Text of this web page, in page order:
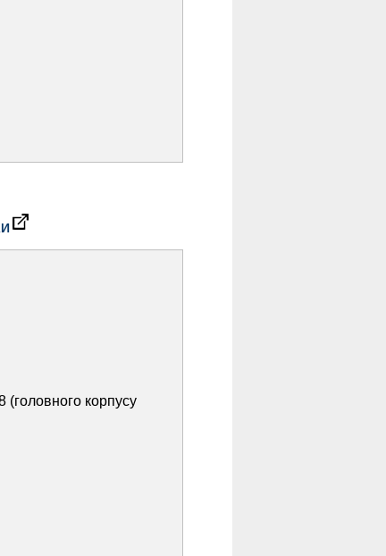
(головного корпусу